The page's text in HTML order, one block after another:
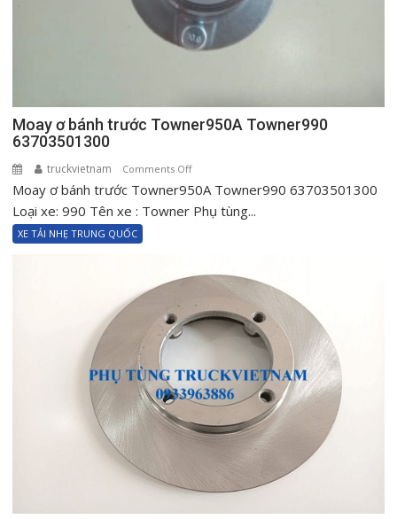
Moay ơ bánh trước Towner950A Towner990
63703501300
truckvietnam Comments Offon
Moay
ơ
Towner990
63703501300
Moay ơ bánh trước Towner950A Towner990 63703501300
Loại xe: 990 Tên xe : Towner Phụ tùng...
XE TẢI NHẸ TRUNG QUỐC